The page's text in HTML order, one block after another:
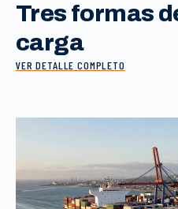
Tres formas
carga
VER DETALLE COMPLETO